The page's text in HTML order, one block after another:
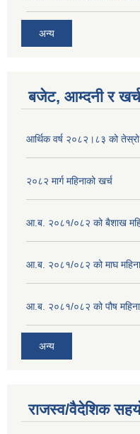
अन्य
बजेट, आम्दनी र खर्च
आर्थिक वर्ष २०८२।८३ को
२०८२ मार्ग महिनाको खर्च
आ.ब. २०८१/०८२ को बैशाख
आ.ब. २०८१/०८२ को माघ
आ.ब. २०८१/०८२ को पौष
अन्य
राजस्व/वैदेशिक